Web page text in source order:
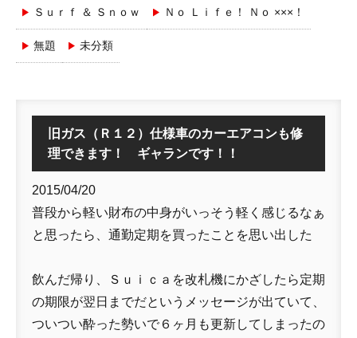
Ｓｕｒｆ ＆ Ｓｎｏｗ Ｎｏ Ｌｉｆｅ！ Ｎｏ ×××！
無題 未分類
旧ガス（Ｒ１２）仕様車のカーエアコンも修
理できます！ ギャランです！！
2015/04/20
普段から軽い財布の中身がいっそう軽く感じるなぁ
と思ったら、通勤定期を買ったことを思い出した
飲んだ帰り、Ｓｕｉｃａを改札機にかざしたら定期
の期限が翌日までだというメッセージが出ていて、
ついつい酔った勢いで６ヶ月も更新してしまったの